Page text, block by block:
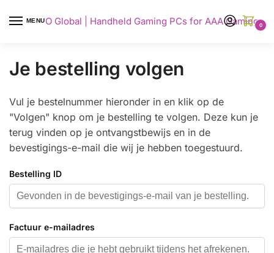
MENU
AYANEO Global | Handheld Gaming PCs for AAA Gaming0
Je bestelling volgen
Vul je bestelnummer hieronder in en klik op de
"Volgen" knop om je bestelling te volgen. Deze kun je
terug vinden op je ontvangstbewijs en in de
bevestigings-e-mail die wij je hebben toegestuurd.
Bestelling ID
Factuur e-mailadres